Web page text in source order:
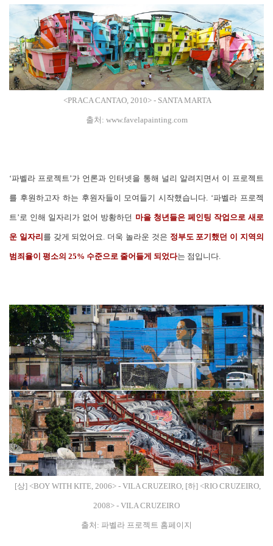
<PRACA CANTAO, 2010> - SANTA MARTA
출처: www.favelapainting.com
‘파벨라 프로젝트’가 언론과 인터넷을 통해 널리 알려지면서 이 프로젝트
를 후원하고자 하는 후원자들이 모여들기 시작했습니다. ‘파벨라 프로젝
트’로 인해 일자리가 없어 방황하던 마을 청년들은 페인팅 작업으로 새로
운 일자리를 갖게 되었어요. 더욱 놀라운 것은 정부도 포기했던 이 지역의
범죄율이 평소의 25% 수준으로 줄어들게 되었다는 점입니다.
[상] <BOY WITH KITE, 2006> - VILA CRUZEIRO, [하] <RIO CRUZEIRO,
2008> - VILA CRUZEIRO
출처: 파벨라 프로젝트 홈페이지